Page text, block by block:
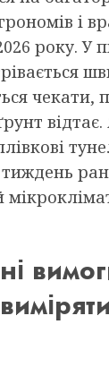
і
року. У
чекати,